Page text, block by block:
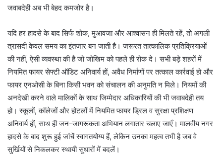
जवाबदेही अब भी बेहद कमजोर है।
यदि हर हादसे के बाद सिर्फ शोक, मुआवजा और आश्वासन ही मिलते रहें, तो अगली
त्रासदी केवल समय का इंतजार बन जाती है। जरूरत तात्कालिक प्रतिक्रियाओं
की नहीं, ऐसी व्यवस्था की है जो जोखिम को पहले ही रोक दे। सभी बड़े शहरों में
नियमित फायर सेफ्टी ऑडिट अनिवार्य हों, अवैध निर्माणों पर तत्काल कार्रवाई हो और
फायर एनओसी के बिना किसी भवन को संचालन की अनुमति न मिले। नियमों की
अनदेखी करने वाले मालिकों के साथ जिम्मेदार अधिकारियों की भी जवाबदेही तय
हो। स्कूलों, कॉलेजों और होटलों में नियमित फायर ड्रिल व सुरक्षा प्रशिक्षण
अनिवार्य हों, साथ ही जन-जागरूकता अभियान लगातार चलाए जाएँ। मालवीय नगर
हादसे के बाद शुरू हुई जांचें स्वागतयोग्य हैं, लेकिन उनका महत्व तभी है जब वे
सुर्खियों से निकलकर स्थायी सुधारों में बदलें।